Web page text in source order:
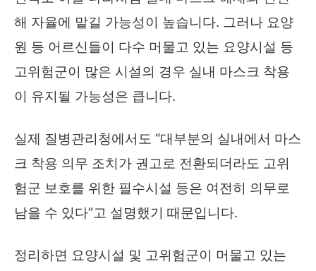
해 자율에 맡길 가능성이 높습니다. 그러나 요양
원 등 어르신들이 다수 머물고 있는 요양시설 등
고위험군이 많은 시설의 경우 실내 마스크 착용
이 유지될 가능성은 큽니다.
실제 질병관리청에서도 “대부분의 실내에서 마스
크 착용 의무 조치가 권고로 전환되더라도 고위
험군 보호를 위한 필수시설 등은 여전히 의무로
남을 수 있다”고 설명했기 때문입니다.
정리하면 요양시설 및 고위험군이 머물고 있는